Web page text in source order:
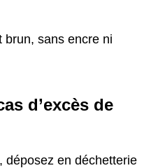
brun, sans encre ni
d’excès de
déposez en déchetterie